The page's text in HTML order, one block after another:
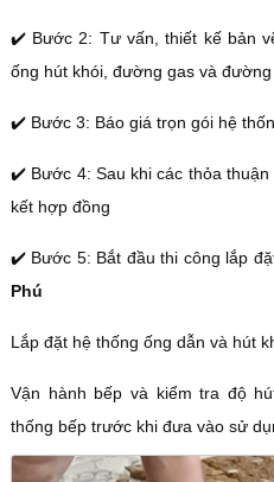
✔️ Bước 2: Tư vấn, thiết kế bản
ống hút khói, đường gas và đường
✔️ Bước 3: Báo giá trọn gói hệ
✔️ Bước 4: Sau khi các thỏa
kết hợp đồng
✔️ Bước 5: Bắt đầu thi công lắp
Phú
Lắp đặt hệ thống ống dẫn và hút
Vận hành bếp và kiểm tra độ
thống bếp trước khi đưa vào sử